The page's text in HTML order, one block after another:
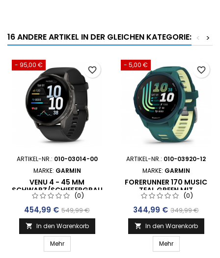
16 ANDERE ARTIKEL IN DER GLEICHEN KATEGORIE: >
<
- 95,00 €
ARTIKEL-NR.: 010-03014-00
MARKE: GARMIN
VENU 4 - 45 MM
SCHWARZ/SCHIEFERGRAU
MIT SCHNELLWECHSEL-
SILIKON-ARMBAND 22
MM (010-03014-00)
(0)
Preis
454,99 € Verkaufspreis
549,99 €
 In den Warenkorb
Mehr
favorite_border
- 5,00 €
ARTIKEL-NR.: 010-03920-12
MARKE: GARMIN
FORERUNNER 170 MUSIC
TEAL GREEN MIT
SCHNELLWECHSEL-
ARMBAND 20 MM SILIKON
TEAL GREEN/ZITRONE
(010-03920-12)
(0)
Preis
344,99 € Verkaufspreis
349,99 €
 In den Warenkorb
Mehr
favorite_border